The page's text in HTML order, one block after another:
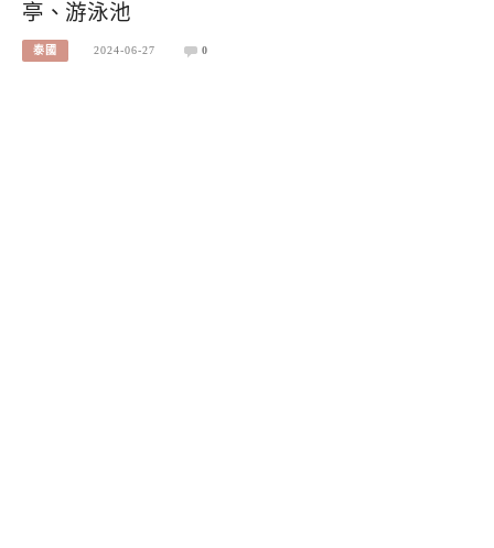
亭、游泳池
泰國 2024-06-27 0